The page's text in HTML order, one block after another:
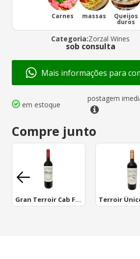
Carnes massas Queijos
duros
Categoria:Zorzal Wines
sob consulta
Mais informações para
em estoque
postagem
Compre junto
Gran Terroir Cab Franc